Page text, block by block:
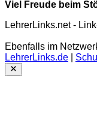
Viel Freude beim
LehrerLinks.net -
Ebenfalls im
LehrerLinks.de
Close